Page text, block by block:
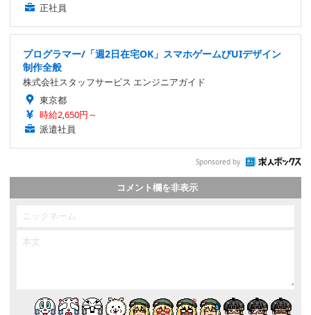
正社員
プログラマー/「週2日在宅OK」スマホゲームびUIデザイン
制作全般
株式会社スタッフサービス エンジニアガイド
東京都
時給2,650円～
派遣社員
Sponsored by
コメント欄を非表示